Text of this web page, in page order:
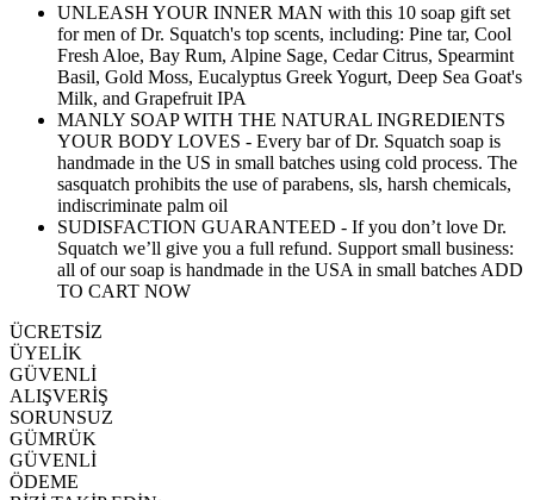
UNLEASH YOUR INNER MAN with this 10 soap gift set
for men of Dr. Squatch's top scents, including: Pine tar, Cool
Fresh Aloe, Bay Rum, Alpine Sage, Cedar Citrus, Spearmint
Basil, Gold Moss, Eucalyptus Greek Yogurt, Deep Sea Goat's
Milk, and Grapefruit IPA
MANLY SOAP WITH THE NATURAL INGREDIENTS
YOUR BODY LOVES - Every bar of Dr. Squatch soap is
handmade in the US in small batches using cold process. The
sasquatch prohibits the use of parabens, sls, harsh chemicals,
indiscriminate palm oil
SUDISFACTION GUARANTEED - If you don’t love Dr.
Squatch we’ll give you a full refund. Support small business:
all of our soap is handmade in the USA in small batches ADD
TO CART NOW
ÜCRETSİZ
ÜYELİK
GÜVENLİ
ALIŞVERİŞ
SORUNSUZ
GÜMRÜK
GÜVENLİ
ÖDEME